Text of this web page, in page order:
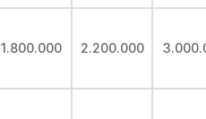
1.800.000 2.200.000